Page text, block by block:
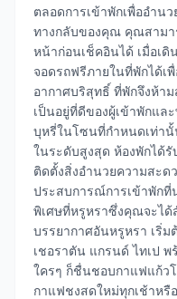
ตลอดการเข้าพักเพื่ออำน
ทางกลับของคุณ คุณสามา
หน้าก่อนเช็คอินได้ เมื่อเ
จอดรถฟรีภายในที่พักได้เ
อากาศบริสุทธิ์ ที่พักจึงห้า
เป็นอยู่ที่ดีของผู้เข้าพักแล
บุหรี่ในโซนที่กำหนดเท่านั้
ในระดับสูงสุด ห้องพักได้
ติดตั้งสิ่งอำนวยความสะด
ประสบการณ์การเข้าพักที่
พิเศษที่หรูหราซึ่งคุณจะไ
บรรยากาศอันหรูหรา เริ่
เชอราตัน แกรนด์ ไทเป
ใครๆ ก็ชื่นชอบกาแฟแก้ว
กาแฟชงสดใหม่ทุกเช้าหรื